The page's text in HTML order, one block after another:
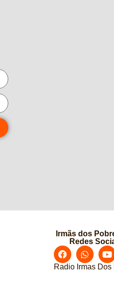
Irmãs dos
Redes
Radio Irmas Dos